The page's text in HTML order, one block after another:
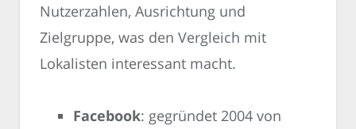
Nutzerzahlen, Ausrichtung und
Zielgruppe, was den Vergleich mit
Lokalisten interessant macht.
Facebook: gegründet 2004 von